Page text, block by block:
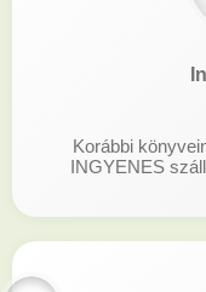
Korábbi
INGYENES